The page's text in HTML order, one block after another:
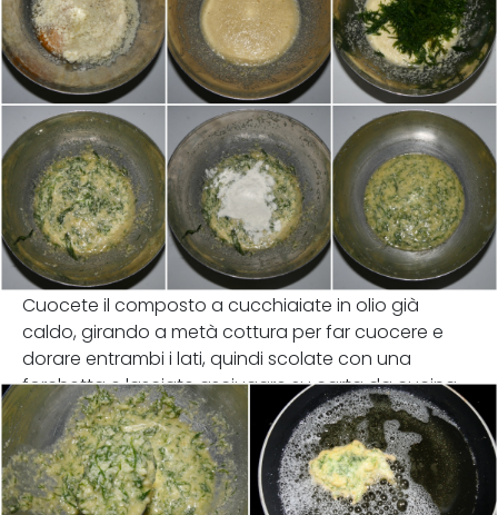
Cuocete il composto a cucchiaiate in olio già
caldo, girando a metà cottura per far cuocere e
dorare entrambi i lati, quindi scolate con una
forchetta e lasciate asciugare su carta da cucina.